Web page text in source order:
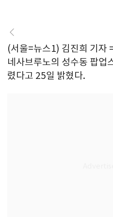
(서울=뉴스1) 김진희 기자
네사브루노의 성수동 팝업
렸다고 25일 밝혔다.